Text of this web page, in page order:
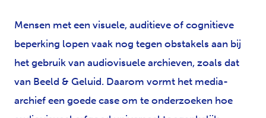
Mensen met een visuele, auditieve of cognitieve
beperking lopen vaak nog tegen obstakels aan bij
het gebruik van audiovisuele archieven, zoals dat
van Beeld & Geluid. Daarom vormt het media-
archief een goede case om te onderzoeken hoe